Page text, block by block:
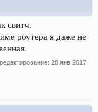
свитч.
роутера я даже не
28 янв 2017